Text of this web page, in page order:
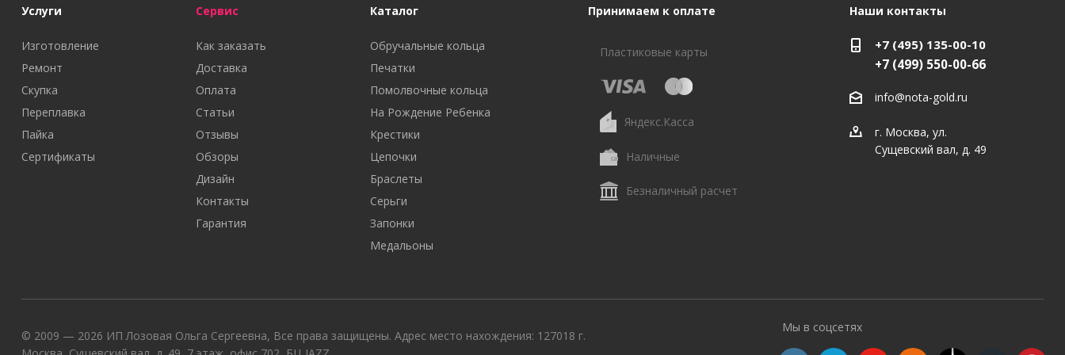
Услуги
Изготовление
Ремонт
Скупка
Переплавка
Пайка
Сертификаты
Сервис
Как заказать
Доставка
Оплата
Статьи
Отзывы
Обзоры
Дизайн
Контакты
Гарантия
Каталог
Обручальные кольца
Печатки
Помолвочные кольца
На Рождение Ребенка
Крестики
Цепочки
Браслеты
Серьги
Запонки
Медальоны
Принимаем к оплате
Пластиковые карты
Яндекс.Касса
Наличные
Безналичный расчет
Наши контакты
+7 (495) 135-00-10
+7 (499) 550-00-66
info@nota-gold.ru
г. Москва, ул.
Сущевский вал, д. 49
© 2009 — 2026 ИП Лозовая Ольга Сергеевна, Все права защищены. Адрес место нахождения: 127018 г.
Мы в соцсетях